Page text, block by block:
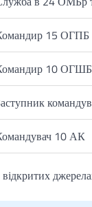
15 ОГПБ
10
10 АК